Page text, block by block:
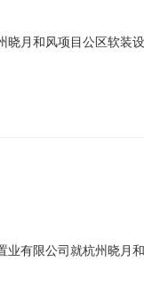
月和风项目公区软装
招标5、标段数：本工
有限公司就杭州晓月
限额35万元【带方案